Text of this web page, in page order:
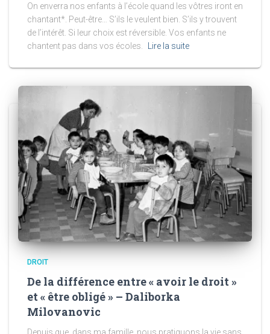
On enverra nos enfants à l’école quand les vôtres iront en
chantant*. Peut-être… S’ils le veulent bien. S’ils y trouvent
de l’intérêt. Si leur choix est réversible. Vos enfants ne
chantent pas dans vos écoles.
Lire la suite
DROIT
De la différence entre « avoir le droit »
et « être obligé » – Daliborka
Milovanovic